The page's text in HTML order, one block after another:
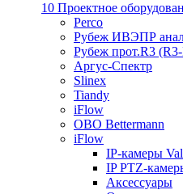
10 Проектное
Perco
Рубеж ИВЭПР
Рубеж прот.R3
Аргус-Спектр
Slinex
Tiandy
iFlow
OBO Bettermann
iFlow
IP-камеры
IP PTZ-
Аксессуары